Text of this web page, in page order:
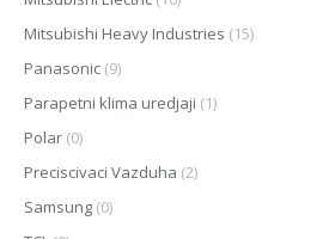
Mitsubishi Heavy Industries (15)
Panasonic (9)
Parapetni klima uredjaji (1)
Polar (0)
Preciscivaci Vazduha (2)
Samsung (0)